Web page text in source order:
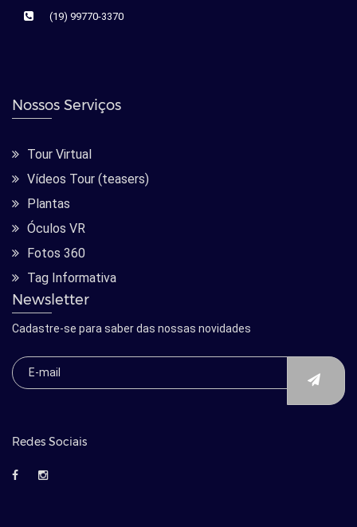
(19) 99770-3370
Nossos Serviços
Tour Virtual
Vídeos Tour (teasers)
Plantas
Óculos VR
Fotos 360
Tag Informativa
Newsletter
Cadastre-se para saber das nossas novidades
Redes Sociais